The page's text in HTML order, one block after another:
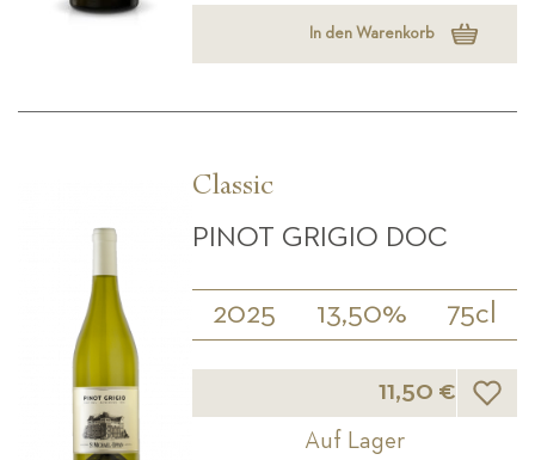
In den Warenkorb
Classic
PINOT GRIGIO DOC
2025 13,50% 75cl
11,50 €
Auf Lager